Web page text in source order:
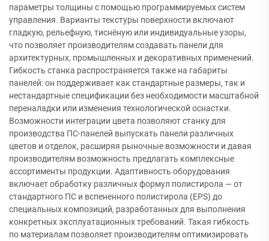
параметры толщины с помощью программируемых систем
управления. Варианты текстуры поверхности включают
гладкую, рельефную, тиснёную или индивидуальные узоры,
что позволяет производителям создавать панели для
архитектурных, промышленных и декоративных применений.
Гибкость станка распространяется также на габариты
панелей: он поддерживает как стандартные размеры, так и
нестандартные спецификации без необходимости масштабной
переналадки или изменения технологической оснастки.
Возможности интеграции цвета позволяют станку для
производства ПС-панелей выпускать панели различных
цветов и отделок, расширяя рыночные возможности и давая
производителям возможность предлагать комплексные
ассортименты продукции. Адаптивность оборудования
включает обработку различных формул полистирола — от
стандартного ПС и вспененного полистирола (EPS) до
специальных композиций, разработанных для выполнения
конкретных эксплуатационных требований. Такая гибкость
по материалам позволяет производителям оптимизировать